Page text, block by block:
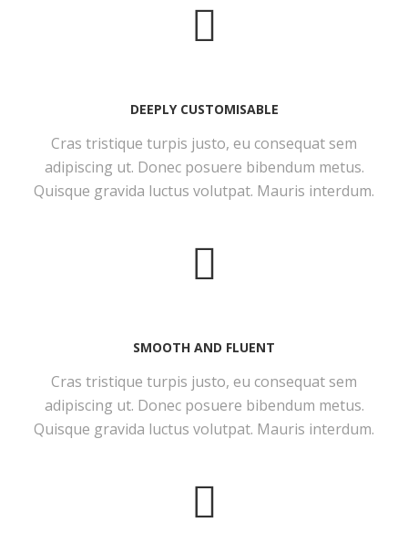
DEEPLY CUSTOMISABLE
Cras tristique turpis justo, eu consequat sem
adipiscing ut. Donec posuere bibendum metus.
Quisque gravida luctus volutpat. Mauris interdum.
SMOOTH AND FLUENT
Cras tristique turpis justo, eu consequat sem
adipiscing ut. Donec posuere bibendum metus.
Quisque gravida luctus volutpat. Mauris interdum.